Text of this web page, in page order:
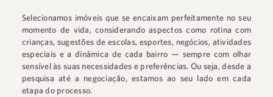
Selecionamos imóveis que se encaixam perfeitamente no seu
momento de vida, considerando aspectos como rotina com
crianças, sugestões de escolas, esportes, negócios, atividades
especiais e a dinâmica de cada bairro — sempre com olhar
sensível às suas necessidades e preferências. Ou seja, desde a
pesquisa até a negociação, estamos ao seu lado em cada
etapa do processo.